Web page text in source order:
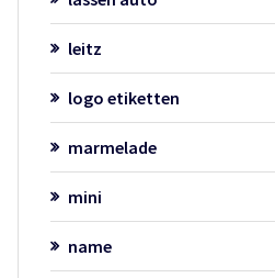
leitz
logo etiketten
marmelade
mini
name